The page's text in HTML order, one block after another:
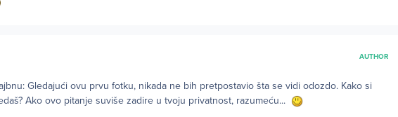
AUTHOR
Gledajući ovu prvu fotku, nikada ne bih pretpostavio šta se vidi odozdo. Kako si
Ako ovo pitanje suviše zadire u tvoju privatnost, razumeću...